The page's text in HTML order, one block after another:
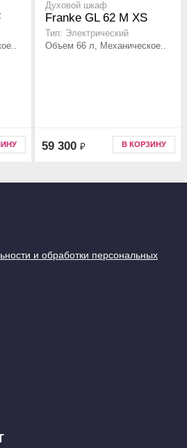
Духовой шкаф
Franke GL 62 M XS
Тип: Электрический
Объем 66 л, Механическое..
59 300 ₽ В КОРЗИНУ
и обработки персональных